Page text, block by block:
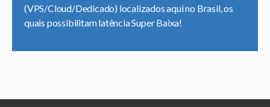
(VPS/Cloud/Dedicado) localizados aqui no Brasil, os
quais possibilitam latência Super Baixa!